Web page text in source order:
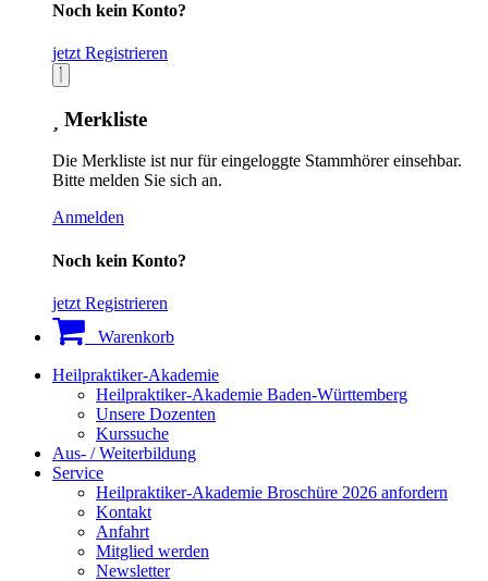
Noch kein Konto?
jetzt Registrieren
Merkliste
Die Merkliste ist nur für eingeloggte Stammhörer einsehbar.
Bitte melden Sie sich an.
Anmelden
Noch kein Konto?
jetzt Registrieren
Warenkorb
Heilpraktiker-Akademie
Heilpraktiker-Akademie Baden-Württemberg
Unsere Dozenten
Kurssuche
Aus- / Weiterbildung
Service
Heilpraktiker-Akademie Broschüre 2026 anfordern
Kontakt
Anfahrt
Mitglied werden
Newsletter